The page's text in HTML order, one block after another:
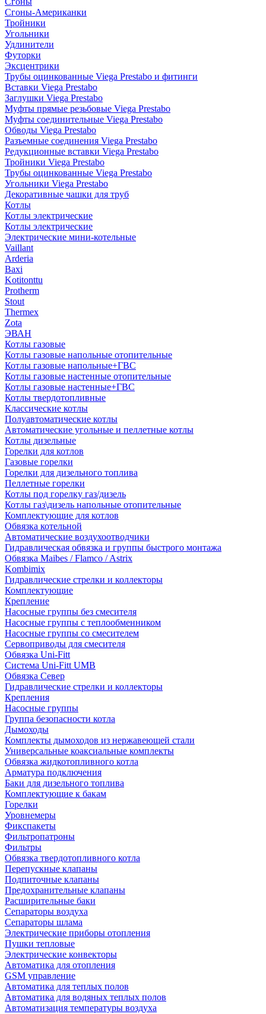
Сгоны-Американки
Тройники
Угольники
Удлинители
Футорки
Эксцентрики
Трубы оцинкованные Viega Prestabo и фитинги
Вставки Viega Prestabo
Заглушки Viega Prestabo
Муфты прямые резьбовые Viega Prestabo
Муфты соединительные Viega Prestabo
Обводы Viega Prestabo
Разъемные соединения Viega Prestabo
Редукционные вставки Viega Prestabo
Тройники Viega Prestabo
Трубы оцинкованные Viega Prestabo
Угольники Viega Prestabo
Декоративные чашки для труб
Котлы
Котлы электрические
Котлы электрические
Электрические мини-котельные
Vaillant
Arderia
Baxi
Kotitonttu
Protherm
Stout
Thermex
Zota
ЭВАН
Котлы газовые
Котлы газовые напольные отопительные
Котлы газовые напольные+ГВС
Котлы газовые настенные отопительные
Котлы газовые настенные+ГВС
Котлы твердотопливные
Классические котлы
Полуавтоматические котлы
Автоматические угольные и пеллетные котлы
Котлы дизельные
Горелки для котлов
Газовые горелки
Горелки для дизельного топлива
Пеллетные горелки
Котлы под горелку газ/дизель
Котлы газ\дизель напольные отопительные
Комплектующие для котлов
Обвязка котельной
Автоматические воздухоотводчики
Гидравлическая обвязка и группы быстрого монтажа
Обвязка Maibes / Flamco / Astrix
Kombimix
Гидравлические стрелки и коллекторы
Комплектующие
Крепление
Насосные группы без смесителя
Насосные группы с теплообменником
Насосные группы со смесителем
Сервоприводы для смесителя
Обвязка Uni-Fitt
Система Uni-Fitt UMB
Обвязка Север
Гидравлические стрелки и коллекторы
Крепления
Насосные группы
Группа безопасности котла
Дымоходы
Комплекты дымоходов из нержавеющей стали
Универсальные коаксиальные комплекты
Обвязка жидкотопливного котла
Арматура подключения
Баки для дизельного топлива
Комплектующие к бакам
Горелки
Уровнемеры
Фикспакеты
Фильтропатроны
Фильтры
Обвязка твердотопливного котла
Перепускные клапаны
Подпиточные клапаны
Предохранительные клапаны
Расширительные баки
Сепараторы воздуха
Сепараторы шлама
Электрические приборы отопления
Пушки тепловые
Электрические конвекторы
Автоматика для отопления
GSM управление
Автоматика для теплых полов
Автоматика для водяных теплых полов
Автоматизация температуры воздуха